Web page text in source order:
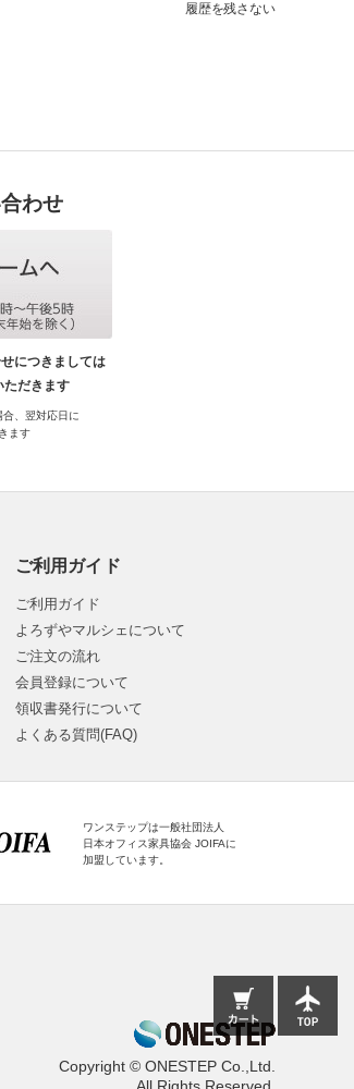
履歴を残さない
わせ
につきましては
ただきます
、翌対応日に
ます
ご利用ガイド
ご利用ガイド
よろずやマルシェについて
ご注文の流れ
会員登録について
領収書発行について
よくある質問(FAQ)
ワンステップは一般社団法人
日本オフィス家具協会 JOIFAに
加盟しています。
Copyright © ONESTEP Co.,Ltd.